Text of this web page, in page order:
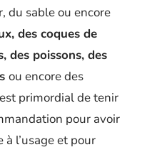
du sable ou encore
des coques de
des poissons, des
ou encore des
primordial de tenir
pour avoir
l’usage et pour